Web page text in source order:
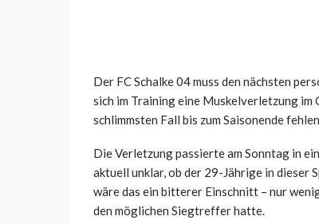
Der FC Schalke 04 muss den nächsten
sich im Training eine Muskelverletzung im
schlimmsten Fall bis zum Saisonende
Die Verletzung passierte am Sonntag in
aktuell unklar, ob der 29-Jährige in dieser
wäre das ein bitterer Einschnitt – nur
den möglichen Siegtreffer hatte.